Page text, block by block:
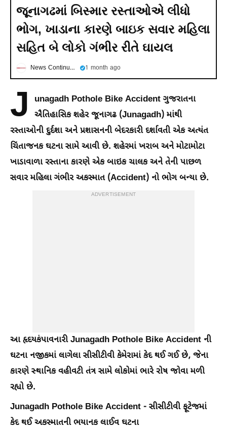
જૂનાગઢમાં બિસ્માર રસ્તાઓએ લીધો
ભોગ, ખાડાના કારણે બાઇક સવાર મહિલા
સહિત બે લોકો ગંભીર રીતે ઘાયલ
News Continuous 1 month ago
J
unagadh Pothole Bike Accident ગુજરાતના
ઐતિહાસિક શહેર જૂનાગઢ (Junagadh) માંથી
રસ્તાઓની દુર્દશા અને પ્રશાસનની બેદરકારી દર્શાવતી એક અત્યંત
ચિંતાજનક ઘટના સામે આવી છે. શહેરમાં ખરાબ અને મોટામોટા
ખાડાવાળા રસ્તાના કારણે એક બાઇક ચાલક અને તેની પાછળ
સવાર મહિલા ગંભીર અકસ્માત (Accident) નો ભોગ બન્યા છે.
ADVERTISEMENT
આ હૃદયકંપાવનારી Junagadh Pothole Bike Accident ની
ઘટના નજીકમાં લાગેલા સીસીટીવી કેમેરામાં કેદ થઈ ગઈ છે, જેના
કારણે સ્થાનિક વહીવટી તંત્ર સામે લોકોમાં ભારે રોષ જોવા મળી
રહ્યો છે.
Junagadh Pothole Bike Accident - સીસીટીવી ફૂટેજમાં
કેદ થઈ અકસ્માતની ભયાનક લાઈવ ઘટના